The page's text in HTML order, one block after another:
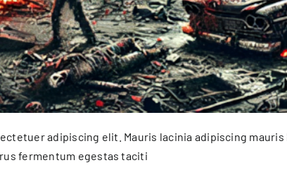
adipiscing elit. Mauris lacinia adipiscing
fermentum egestas taciti